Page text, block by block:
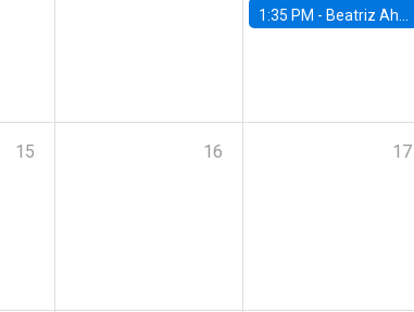
1:35 PM - Beatriz Ahumada, PhD candidate, Universidad de Pittsburgh
15 16 17